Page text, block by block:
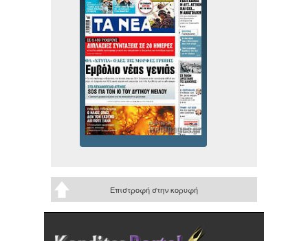
Επιστροφή στην κορυφή